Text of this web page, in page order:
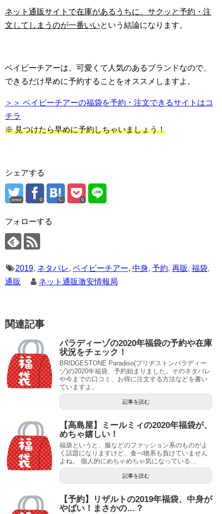
ネット通販サイトで在庫があるうちに、サクッと予約・注
文してしまうのが一番いいという結論になります。
ベイビーチアーは、可愛くて人気のあるブランドなので、
できるだけ早めに予約することをオススメしますよ。
＞＞ ベイビーチアーの福袋を予約・注文できるサイトはコ
チラ
※ 見つけたら早めに予約しちゃいましょう！
シェアする
error 0 0
フォローする
2019, ネタバレ, ベイビーチアー, 中身, 予約, 再販, 福袋,
通販
ネット通販激安情報局
関連記事
パラディーゾの2020年福袋の予約や在庫
状況をチェック！
BRIDGESTONE Paradiso(ブリヂストンパラディー
ゾ)の2020年福袋、予約始まりました。そのネタバレ
や今までの口コミ、お得に注文する方法などを書い
ていますよ。
記事を読む
【高島屋】ミールミィの2020年福袋が、
めちゃ嬉しい！
福袋というと、服などのファッション系のものがよ
く話題になりますけど、食べ物系も負けていません
よね。 個人的にめちゃめちゃ気になっている...
記事を読む
【予約】リザルトの2019年福袋、中身が
やばい！まさかの…？